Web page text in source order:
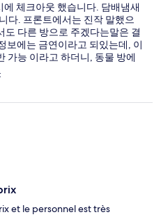
체크아웃 했습니다. 담배냄새
다. 프론트에서는 진작 말했으
도 다른 방으로 주겠다는말은 결
보에는 금연이라고 되있는데, 이
가능 이라고 하더니, 동물 방에
지 데리고 밥집도 못가니 밥먹
차라리 다른곳으로 구하던 강
et le personnel est très